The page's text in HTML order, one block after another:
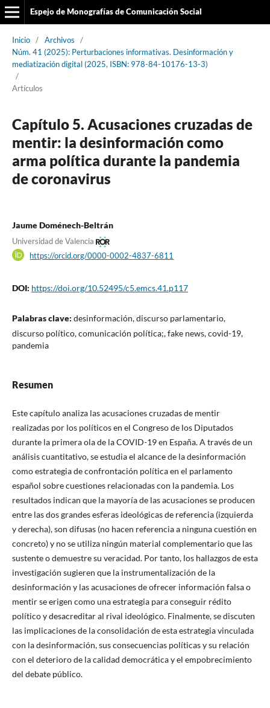
Espejo de Monografías de Comunicación Social
Inicio / Archivos
/
Núm. 41 (2025): Perturbaciones informativas. Desinformación y
mediatización digital (2025, ISBN: 978-84-10176-13-3)
/
Artículos
Capítulo 5. Acusaciones cruzadas de
mentir: la desinformación como
arma política durante la pandemia
de coronavirus
Jaume Doménech-Beltrán
Universidad de Valencia
https://orcid.org/0000-0002-4837-6811
DOI: https://doi.org/10.52495/c5.emcs.41.p117
Palabras clave: desinformación, discurso parlamentario,
discurso político, comunicación política;, fake news, covid-19,
pandemia
Resumen
Este capítulo analiza las acusaciones cruzadas de mentir
realizadas por los políticos en el Congreso de los Diputados
durante la primera ola de la COVID-19 en España. A través de un
análisis cuantitativo, se estudia el alcance de la desinformación
como estrategia de confrontación política en el parlamento
español sobre cuestiones relacionadas con la pandemia. Los
resultados indican que la mayoría de las acusaciones se producen
entre las dos grandes esferas ideológicas de referencia (izquierda
y derecha), son difusas (no hacen referencia a ninguna cuestión en
concreto) y no se utiliza ningún material complementario que las
sustente o demuestre su veracidad. Por tanto, los hallazgos de esta
investigación sugieren que la instrumentalización de la
desinformación y las acusaciones de ofrecer información falsa o
mentir se erigen como una estrategia para conseguir rédito
político y desacreditar al rival ideológico. Finalmente, se discuten
las implicaciones de la consolidación de esta estrategia vinculada
con la desinformación, sus consecuencias políticas y su relación
con el deterioro de la calidad democrática y el empobrecimiento
del debate público.